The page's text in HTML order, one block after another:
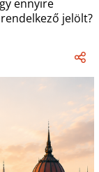
ennyire
jelölt?